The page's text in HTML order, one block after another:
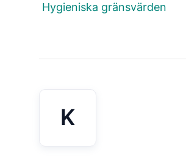
Hygieniska gränsvärden
K